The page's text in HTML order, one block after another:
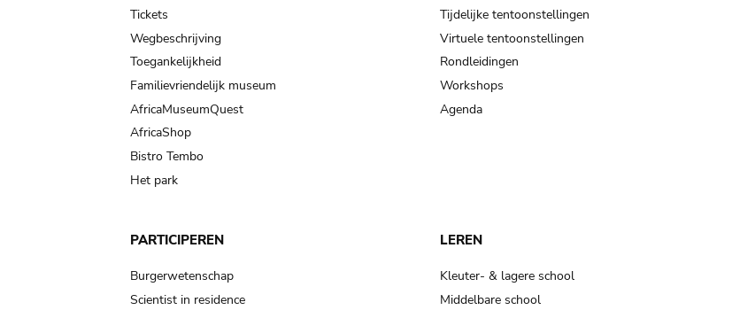
Tickets
Wegbeschrijving
Toegankelijkheid
Familievriendelijk museum
AfricaMuseumQuest
AfricaShop
Bistro Tembo
Het park
Tijdelijke tentoonstellingen
Virtuele tentoonstellingen
Rondleidingen
Workshops
Agenda
PARTICIPEREN
Burgerwetenschap
Scientist in residence
LEREN
Kleuter- & lagere school
Middelbare school